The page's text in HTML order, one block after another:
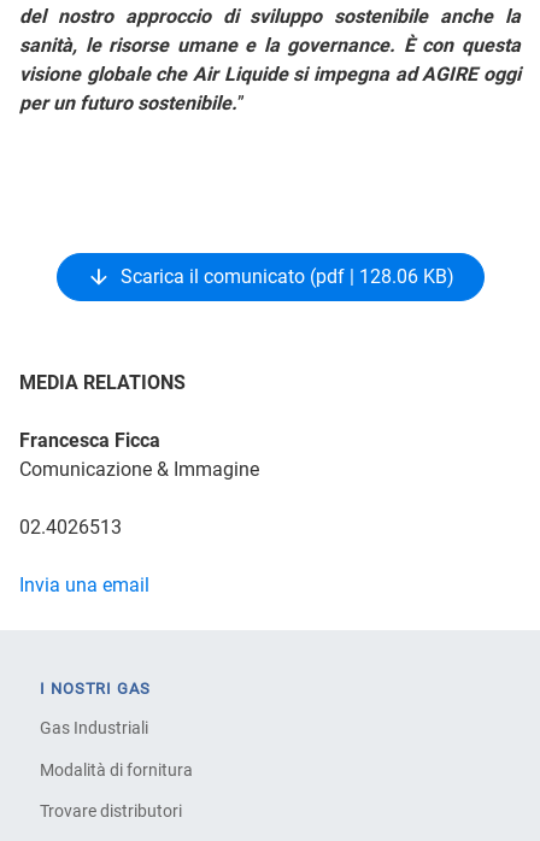
del nostro approccio di sviluppo sostenibile anche la
sanità, le risorse umane e la governance. È con questa
visione globale che Air Liquide si impegna ad AGIRE oggi
per un futuro sostenibile.”
Scarica il comunicato (pdf | 128.06 KB)
MEDIA RELATIONS
Francesca Ficca
Comunicazione & Immagine
02.4026513
Invia una email
I NOSTRI GAS
Gas Industriali
Modalità di fornitura
Trovare distributori